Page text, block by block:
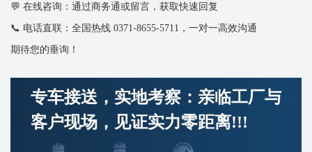
在线咨询：通过商务通或留言，获取快速回复
电话直联：全国热线 0371-8655-5711，一对一高效沟通
期待您的垂询！
专车接送，实地考察：亲临工厂与
客户现场，见证实力零距离!!!